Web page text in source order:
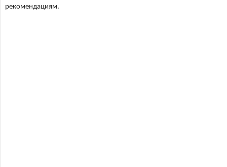
рекомендациям.